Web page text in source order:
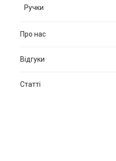
Ручки
Про нас
Відгуки
Статті